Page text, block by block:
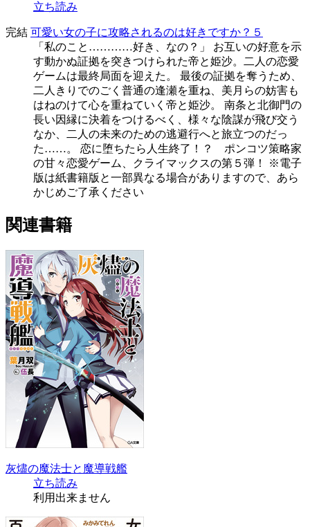
立ち読み
完結 可愛い女の子に攻略されるのは好きですか？５
「私のこと…………好き、なの？」 お互いの好意を示
す動かぬ証拠を突きつけられた帝と姫沙。二人の恋愛
ゲームは最終局面を迎えた。 最後の証拠を奪うため、
二人きりでのごく普通の逢瀬を重ね、美月らの妨害も
はねのけて心を重ねていく帝と姫沙。 南条と北御門の
長い因縁に決着をつけるべく、様々な陰謀が飛び交う
なか、二人の未来のための逃避行へと旅立つのだっ
た……。 恋に堕ちたら人生終了！？ ポンコツ策略家
の甘々恋愛ゲーム、クライマックスの第５弾！ ※電子
版は紙書籍版と一部異なる場合がありますので、あら
かじめご了承ください
関連書籍
灰燼の魔法士と魔導戦艦
立ち読み
利用出来ません